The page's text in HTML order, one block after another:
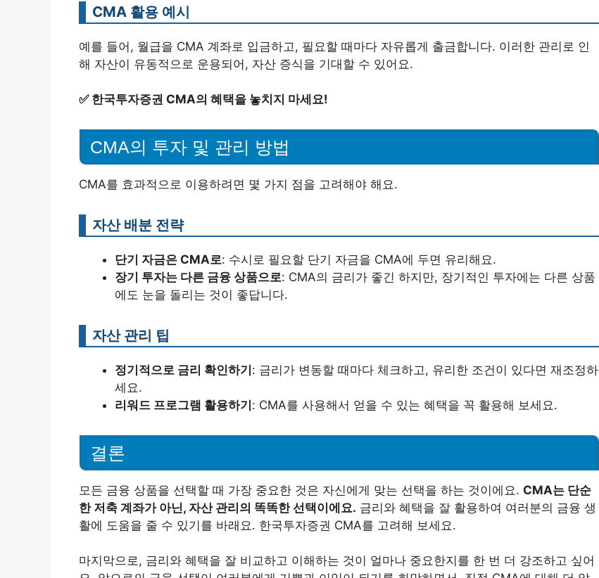
CMA 활용 예시
예를 들어, 월급을 CMA 계좌로 입금하고, 필요할 때마다 자유롭게 출금합니다. 이러한 관리로 인
해 자산이 유동적으로 운용되어, 자산 증식을 기대할 수 있어요.
✅ 한국투자증권 CMA의 혜택을 놓치지 마세요!
CMA의 투자 및 관리 방법
CMA를 효과적으로 이용하려면 몇 가지 점을 고려해야 해요.
자산 배분 전략
단기 자금은 CMA로: 수시로 필요할 단기 자금을 CMA에 두면 유리해요.
장기 투자는 다른 금융 상품으로: CMA의 금리가 좋긴 하지만, 장기적인 투자에는 다른 상품
에도 눈을 돌리는 것이 좋답니다.
자산 관리 팁
정기적으로 금리 확인하기 : 금리가 변동할 때마다 체크하고, 유리한 조건이 있다면 재조정하
세요.
리워드 프로그램 활용하기 : CMA를 사용해서 얻을 수 있는 혜택을 꼭 활용해 보세요.
결론
모든 금융 상품을 선택할 때 가장 중요한 것은 자신에게 맞는 선택을 하는 것이에요. CMA는 단순
한 저축 계좌가 아닌, 자산 관리의 똑똑한 선택이에요. 금리와 혜택을 잘 활용하여 여러분의 금융 생
활에 도움을 줄 수 있기를 바래요. 한국투자증권 CMA를 고려해 보세요.
마지막으로, 금리와 혜택을 잘 비교하고 이해하는 것이 얼마나 중요한지를 한 번 더 강조하고 싶어